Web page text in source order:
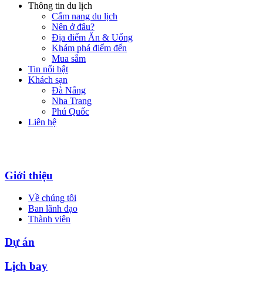
Thông tin du lịch
Cẩm nang du lịch
Nên ở đâu?
Địa điểm Ăn & Uống
Khám phá điểm đến
Mua sắm
Tin nổi bật
Khách sạn
Đà Nẵng
Nha Trang
Phú Quốc
Liên hệ
Giới thiệu
Về chúng tôi
Ban lãnh đạo
Thành viên
Dự án
Lịch bay